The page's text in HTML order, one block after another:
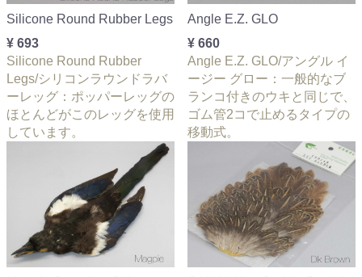
Silicone Round Rubber Legs
¥ 693
Silicone Round Rubber
Legs/シリコンラウンドラバ
ーレッグ：ポッパーレッグの
ほとんどがこのレッグを使用
しています。
Angle E.Z. GLO
¥ 660
Angle E.Z. GLO/アングル イ
ージー グロー：一般的なブ
ランコ付きのウキと同じで、
ゴム管2コで止めるタイプの
移動式。